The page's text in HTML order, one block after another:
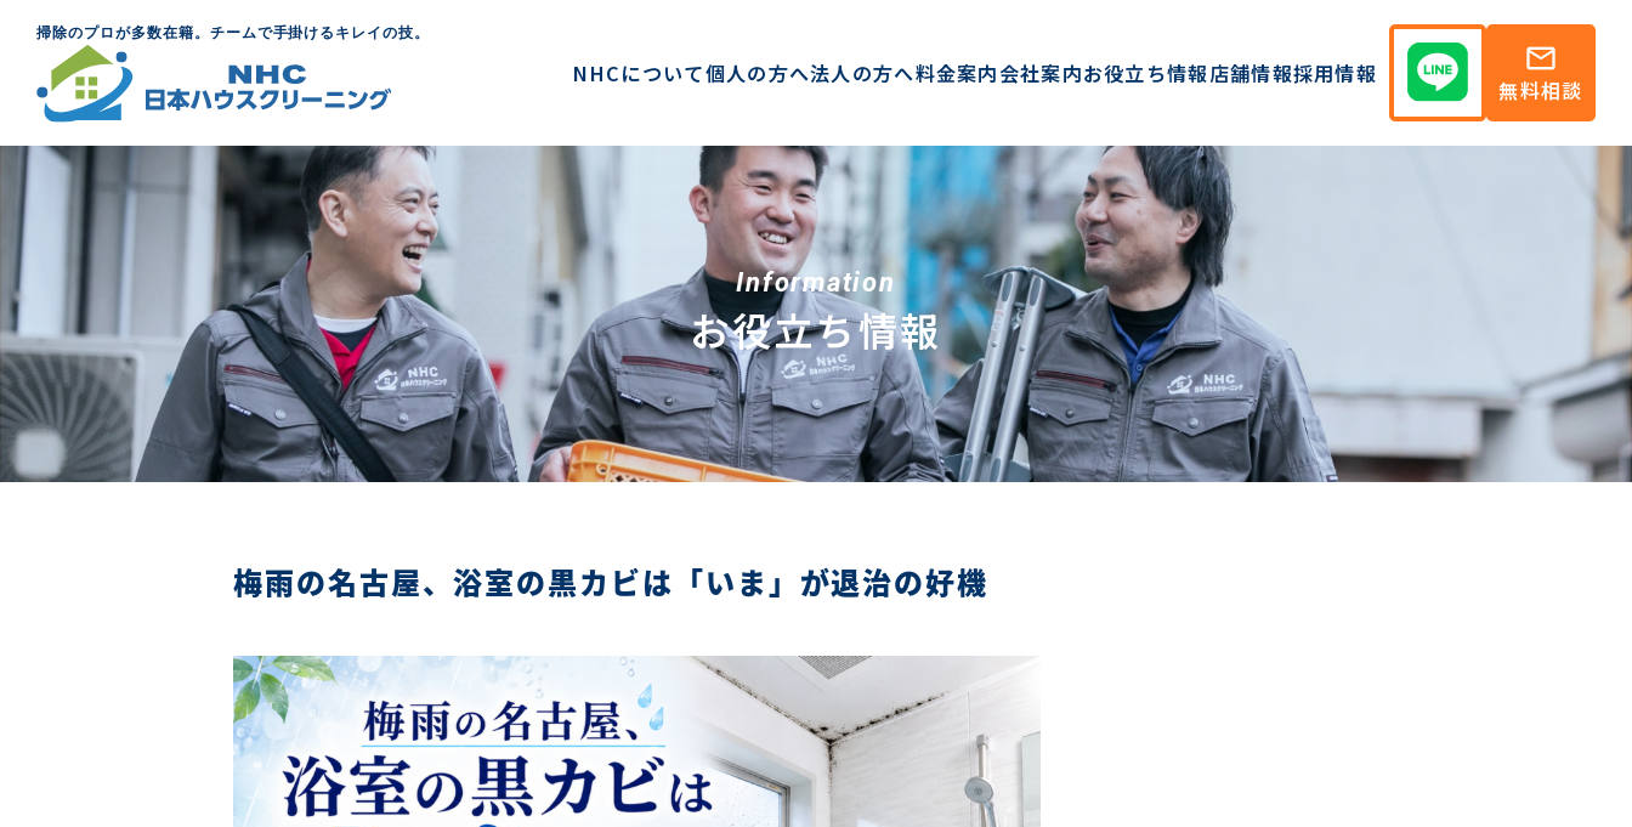
掃除のプロが多数在籍。チームで手掛けるキレイの技。
NHCについて個人の方へ法人の方へ料金案内会社案内お役立ち情報店舗情報採用情報 mail
無料相談
Information
お役立ち情報
梅雨の名古屋、浴室の黒カビは「いま」が退治の好機